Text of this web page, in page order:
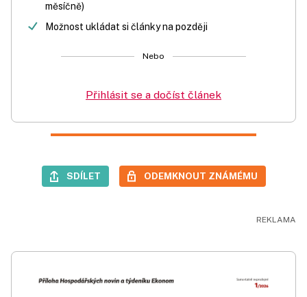
měsíčně)
Možnost ukládat si články na později
Nebo
Přihlásit se a dočíst článek
SDÍLET ODEMKNOUT ZNÁMÉMU